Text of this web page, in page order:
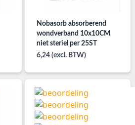
Nobasorb absorberend
wondverband 10x10CM
niet steriel per 25ST
6,24 (excl. BTW)